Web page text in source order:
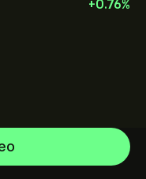
+0.76%